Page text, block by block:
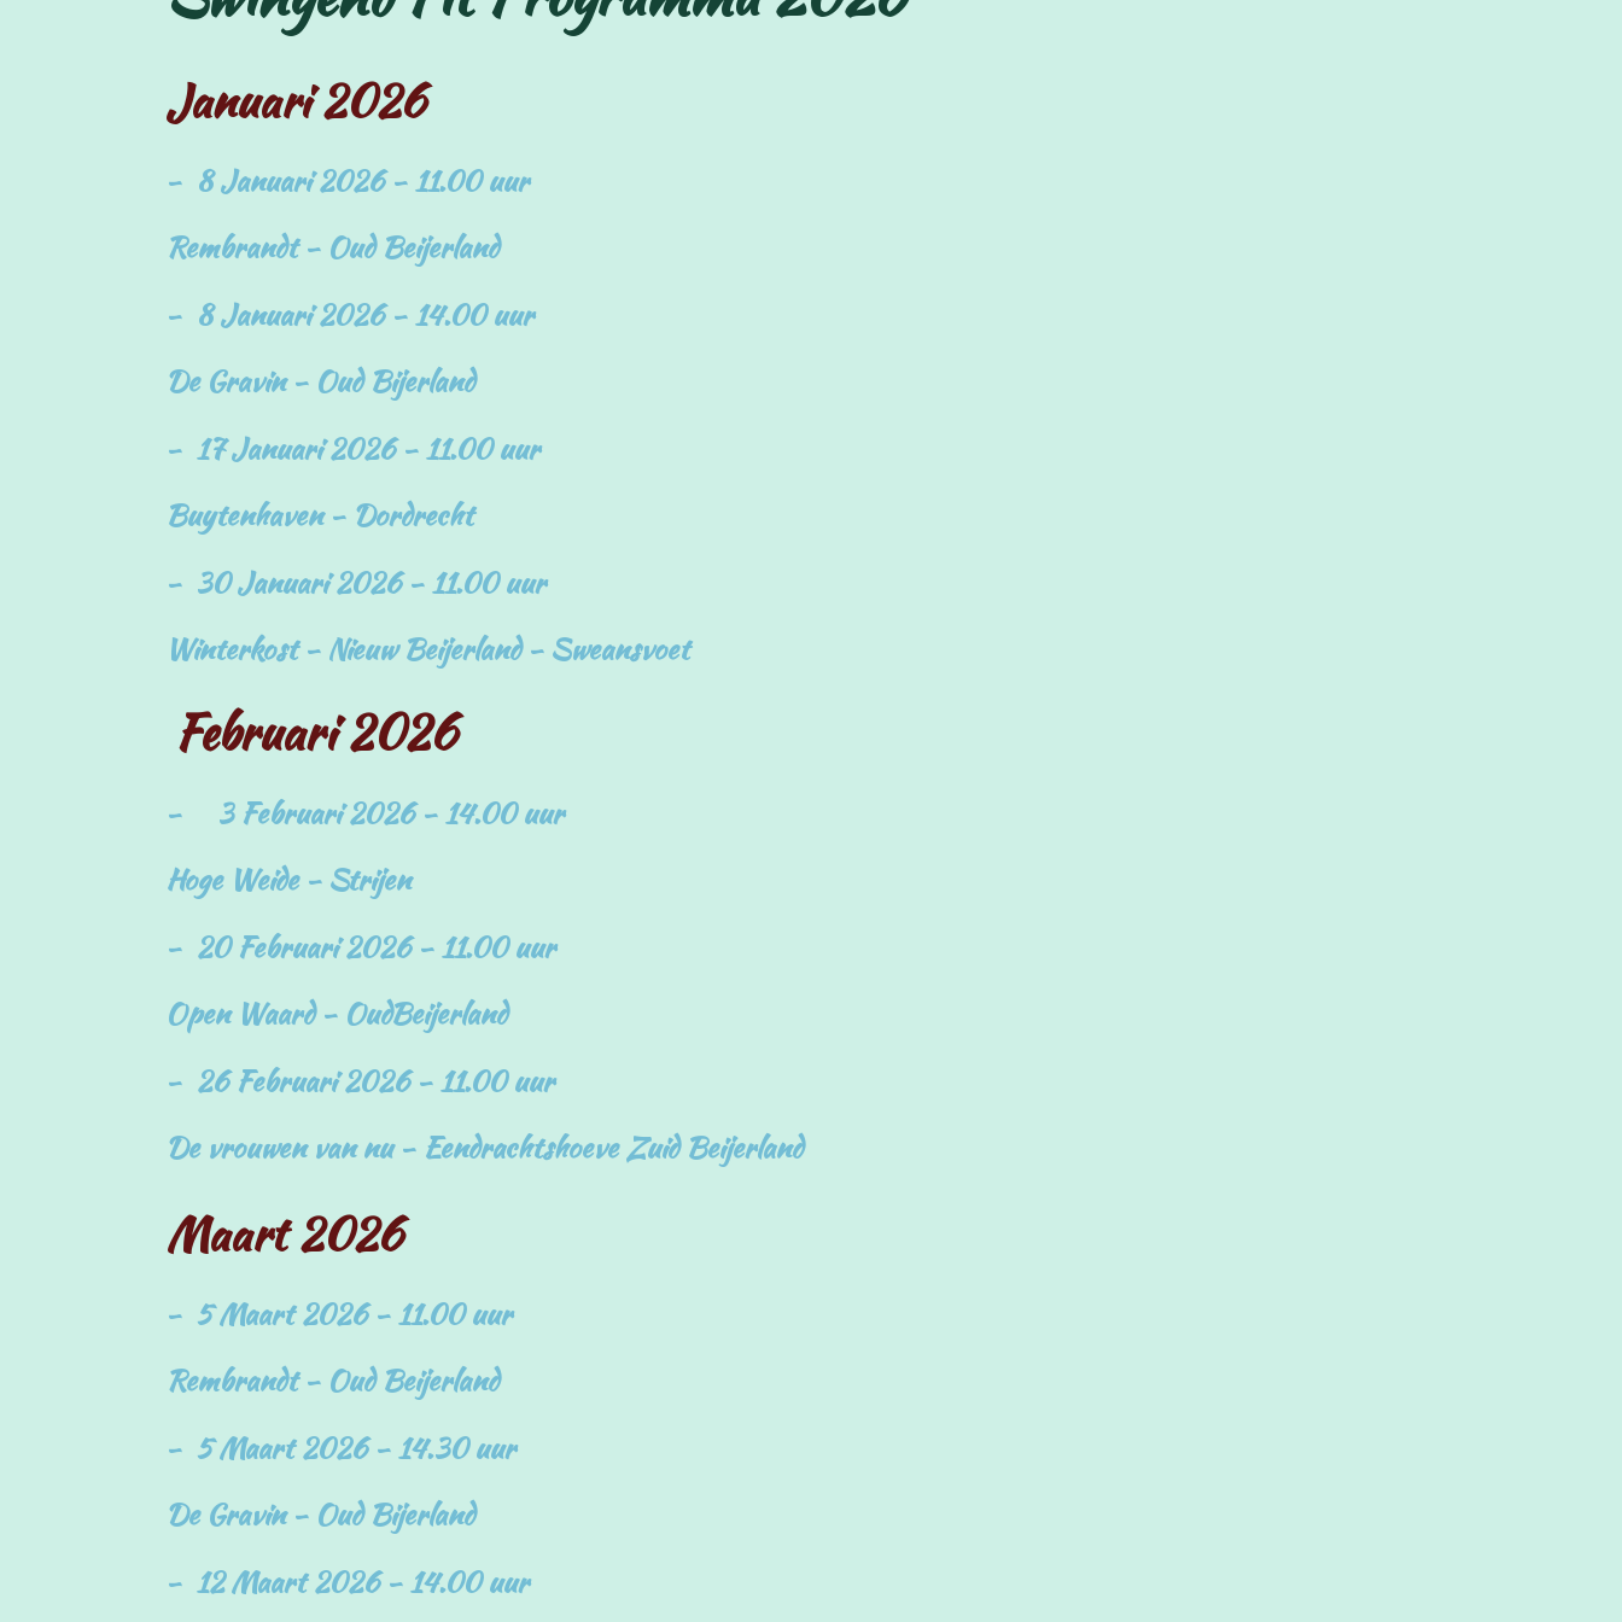
Januari 2026
- 8 Januari 2026 - 11.00 uur
Rembrandt - Oud Beijerland
- 8 Januari 2026 - 14.00 uur
De Gravin - Oud Bijerland
- 17 Januari 2026 - 11.00 uur
Buytenhaven - Dordrecht
- 30 Januari 2026 - 11.00 uur
Winterkost - Nieuw Beijerland - Sweansvoet
Februari 2026
- 3 Februari 2026 - 14.00 uur
Hoge Weide - Strijen
- 20 Februari 2026 - 11.00 uur
Open Waard - OudBeijerland
- 26 Februari 2026 - 11.00 uur
De vrouwen van nu - Eendrachtshoeve Zuid Beijerland
Maart 2026
- 5 Maart 2026 - 11.00 uur
Rembrandt - Oud Beijerland
- 5 Maart 2026 - 14.30 uur
De Gravin - Oud Bijerland
- 12 Maart 2026 - 14.00 uur